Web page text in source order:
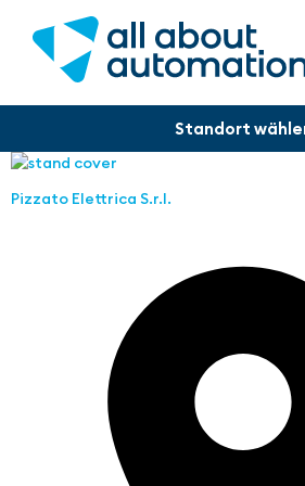
Pizzato Elettrica S.r.l.